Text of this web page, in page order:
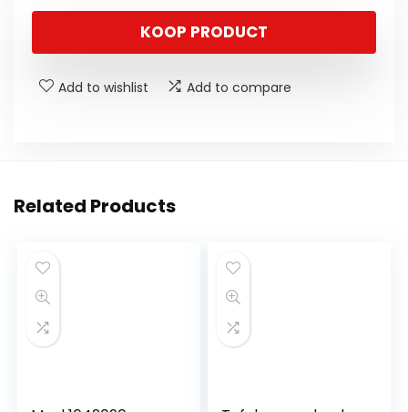
KOOP PRODUCT
Add to wishlist Add to compare
Related Products